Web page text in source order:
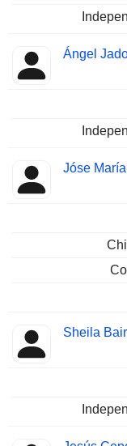
Ángel
Jóse
Sheila Bair